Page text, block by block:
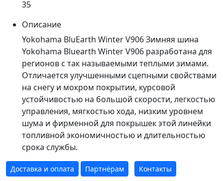
35
Описание
Yokohama BluEarth Winter V906 Зимняя шина
Yokohama Bluearth Winter V906 разработана для
регионов с так называемыми теплыми зимами.
Отличается улучшенными сцепными свойствами
на снегу и мокром покрытии, курсовой
устойчивостью на большой скорости, легкостью
управления, мягкостью хода, низким уровнем
шума и фирменной для покрышек этой линейки
топливной экономичностью и длительностью
срока службы.
Доставка и оплата Партнёрам Контакты